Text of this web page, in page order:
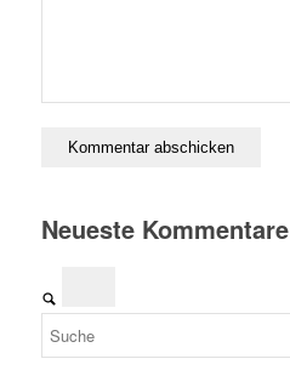
Neueste Kommentare